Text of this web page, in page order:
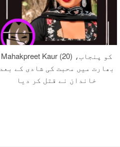
Mahakpreet Kaur (20) کو پنجاب،
بھارت میں محبت کی شادی کے بعد
خاندان نے قتل کر دیا